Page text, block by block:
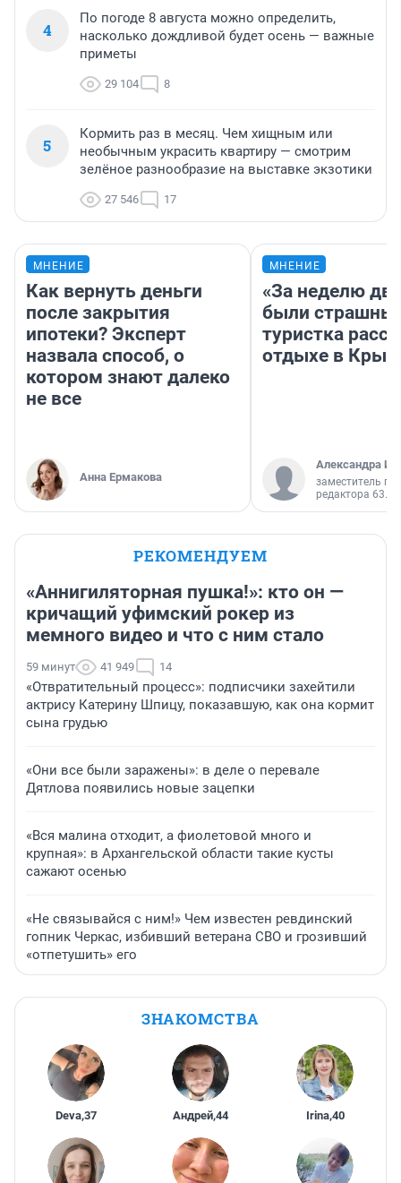
4
По погоде 8 августа можно определить,
насколько дождливой будет осень — важные
приметы
29 104 8
5
Кормить раз в месяц. Чем хищным или
необычным украсить квартиру — смотрим
зелёное разнообразие на выставке экзотики
27 546 17
МНЕНИЕ
Как вернуть деньги
после закрытия
ипотеки? Эксперт
назвала способ, о
котором знают далеко
не все
Анна Ермакова
МНЕНИЕ
«За неделю
были
туристка
отдыхе в
Александра
заместитель
редактора 63.RU
РЕКОМЕНДУЕМ
«Аннигиляторная пушка!»: кто он —
кричащий уфимский рокер из
мемного видео и что с ним стало
59 минут 41 949 14
«Отвратительный процесс»: подписчики захейтили
актрису Катерину Шпицу, показавшую, как она кормит
сына грудью
«Они все были заражены»: в деле о перевале
Дятлова появились новые зацепки
«Вся малина отходит, а фиолетовой много и
крупная»: в Архангельской области такие кусты
сажают осенью
«Не связывайся с ним!» Чем известен ревдинский
гопник Черкас, избивший ветерана СВО и грозивший
«отпетушить» его
ЗНАКОМСТВА
Deva,37 Андрей,44 Irina,40